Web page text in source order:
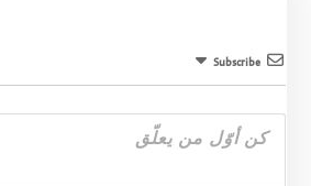
Subscribe